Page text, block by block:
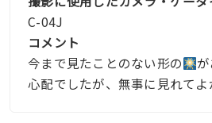
C-04J
コメント
今まで見たことのない形の
心配でしたが、無事に見れてよ